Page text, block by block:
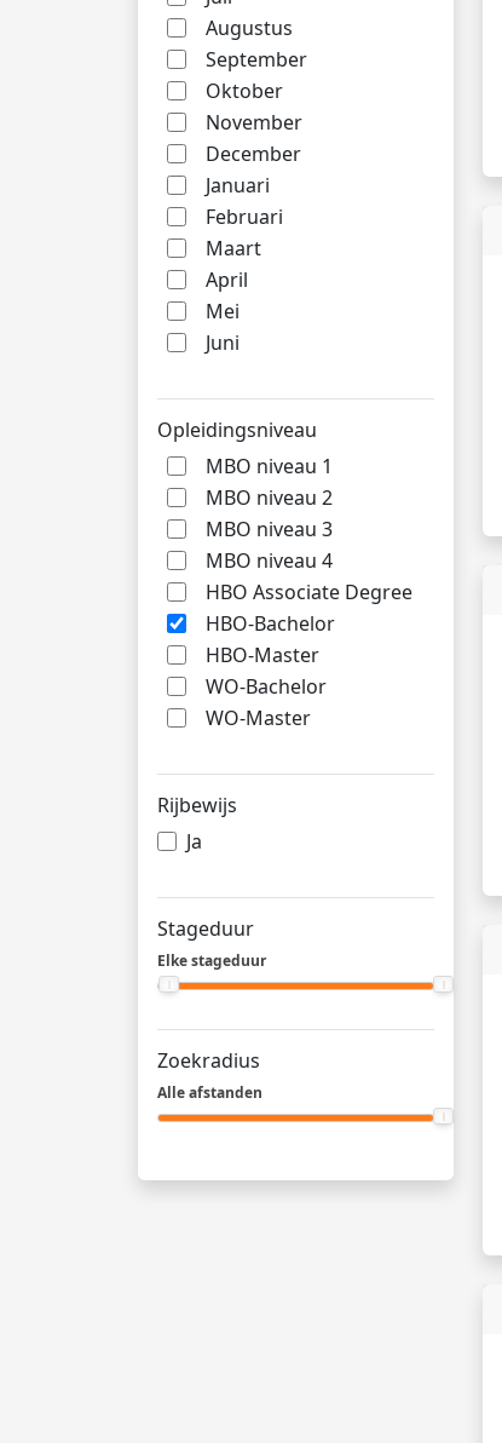
Augustus
September
Oktober
November
December
Januari
Februari
Maart
April
Mei
Juni
Opleidingsniveau
MBO niveau 1
MBO niveau 2
MBO niveau 3
MBO niveau 4
HBO Associate Degree
HBO-Bachelor
HBO-Master
WO-Bachelor
WO-Master
Rijbewijs
Ja
Stageduur
Elke stageduur
Zoekradius
Alle afstanden